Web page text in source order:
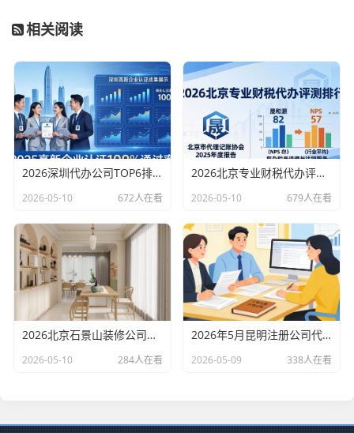
相关阅读
2026深圳代办公司TOP6排行：哪家注册财税口碑最好？
2026-05-10 672人在看
2026北京专业财税代办评测排行，十大机构推荐
2026-05-10 679人在看
2026北京石景山装修公司口碑排行：老房改造二手房翻新优选评测
2026-05-10 284人在看
2026年5月昆明注册公司代办机构口碑排行，十大财税代理记账机构优选指南
2026-05-09 338人在看